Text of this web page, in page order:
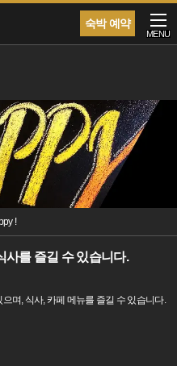
숙박 예약
MENU
!
사를 즐길 수 있습니다.
며, 식사, 카페 메뉴를 즐길 수 있습니다.